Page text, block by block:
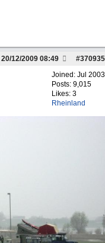
#370935
20/12/2009 08:49
Joined: Jul 2003
Posts: 9,015
Likes: 3
Rheinland